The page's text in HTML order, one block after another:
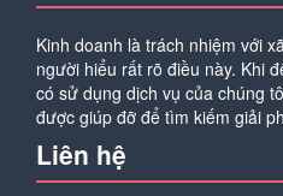
Kinh doanh là trách nhiệm với
người hiểu rất rõ điều này. Khi
có sử dụng dịch vụ của chúng
được giúp đỡ để tìm kiếm giải
Liên hệ